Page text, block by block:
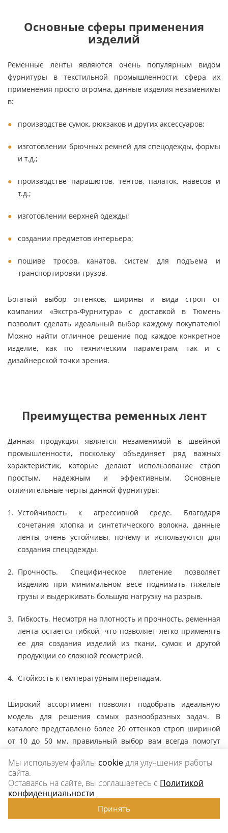
Основные сферы применения
изделий
Ременные ленты являются очень популярным видом
фурнитуры в текстильной промышленности, сфера их
применения просто огромна, данные изделия незаменимы
в:
производстве сумок, рюкзаков и других аксессуаров;
изготовлении брючных ремней для спецодежды, формы
и т.д.;
производстве парашютов, тентов, палаток, навесов и
т.д.;
изготовлении верхней одежды;
создании предметов интерьера;
пошиве тросов, канатов, систем для подъема и
транспортировки грузов.
Богатый выбор оттенков, ширины и вида строп от
компании «Экстра-Фурнитура» с доставкой в Тюмень
позволит сделать идеальный выбор каждому покупателю!
Можно найти отличное решение под каждое конкретное
изделие, как по техническим параметрам, так и с
дизайнерской точки зрения.
Преимущества ременных лент
Данная продукция является незаменимой в швейной
промышленности, поскольку объединяет ряд важных
характеристик, которые делают использование строп
простым, надежным и эффективным. Основные
отличительные черты данной фурнитуры:
Устойчивость к агрессивной среде. Благодаря
сочетания хлопка и синтетического волокна, данные
ленты очень устойчивы, почему и используются для
создания спецодежды.
Прочность. Специфическое плетение позволяет
изделию при минимальном весе поднимать тяжелые
грузы и выдерживать большую нагрузку на разрыв.
Гибкость. Несмотря на плотность и прочность, ременная
лента остается гибкой, что позволяет легко применять
ее для создания изделий из ткани, сумок и другой
продукции со сложной геометрией.
Стойкость к температурным перепадам.
Широкий ассортимент позволит подобрать идеальную
модель для решения самых разнообразных задач. В
каталоге представлено более 20 оттенков строп шириной
от 10 до 50 мм, правильный выбор вам всегда помогут
сферу использования товара.
Мы используем файлы cookieдля улучшения работы
сайта.
Оставаясь на сайте, вы соглашаетесь с Политикой
конфиденциальности
Принять